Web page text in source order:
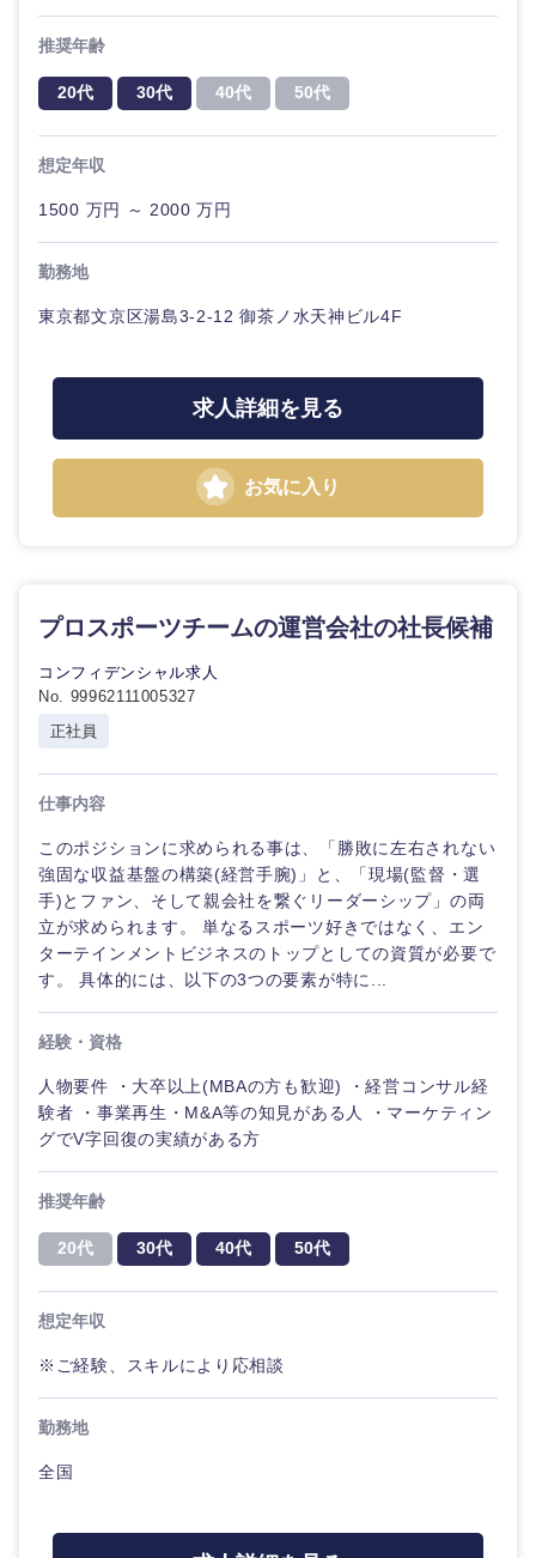
推奨年齢
20代 30代 40代 50代
想定年収
1500 万円 ～ 2000 万円
勤務地
東京都文京区湯島3-2-12 御茶ノ水天神ビル4F
求人詳細を見る
お気に入り
プロスポーツチームの運営会社の社長候補
コンフィデンシャル求人
No. 99962111005327
正社員
仕事内容
このポジションに求められる事は、「勝敗に左右されない
強固な収益基盤の構築(経営手腕)」と、「現場(監督・選
手)とファン、そして親会社を繋ぐリーダーシップ」の両
立が求められます。 単なるスポーツ好きではなく、エン
ターテインメントビジネスのトップとしての資質が必要で
す。 具体的には、以下の3つの要素が特に...
経験・資格
人物要件 ・大卒以上(MBAの方も歓迎) ・経営コンサル経
験者 ・事業再生・M&A等の知見がある人 ・マーケティン
グでV字回復の実績がある方
推奨年齢
20代 30代 40代 50代
想定年収
※ご経験、スキルにより応相談
勤務地
全国